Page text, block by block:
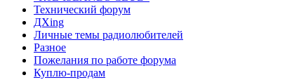
Технический форум
ДХing
Личные темы радиолюбителей
Разное
Пожелания по работе форума
Куплю-продам